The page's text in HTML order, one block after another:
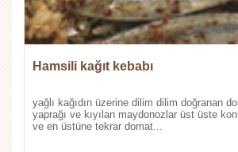
Hamsili kağıt kebabı
yağlı kağıdın üzerine dilim dilim doğranan
yaprağı ve kıyılan maydonozlar üst üste
ve en üstüne tekrar domat...